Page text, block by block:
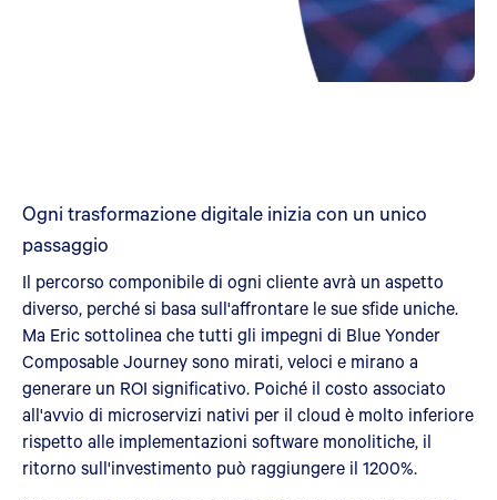
Ogni trasformazione digitale inizia con un unico
passaggio
Il percorso componibile di ogni cliente avrà un aspetto
diverso, perché si basa sull'affrontare le sue sfide uniche.
Ma Eric sottolinea che tutti gli impegni di Blue Yonder
Composable Journey sono mirati, veloci e mirano a
generare un ROI significativo. Poiché il costo associato
all'avvio di microservizi nativi per il cloud è molto inferiore
rispetto alle implementazioni software monolitiche, il
ritorno sull'investimento può raggiungere il 1200%.